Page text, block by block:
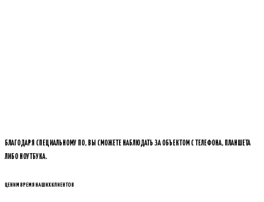
БЛАГОДАРЯ СПЕЦИАЛЬНОМУ ПО, ВЫ СМОЖЕТЕ НАБЛЮДАТЬ ЗА ОБЪЕКТОМ С ТЕЛЕФОНА, ПЛАНШЕТА
ЛИБО НОУТБУКА.
ЦЕНИМ ВРЕМЯ НАШИХ КЛИЕНТОВ